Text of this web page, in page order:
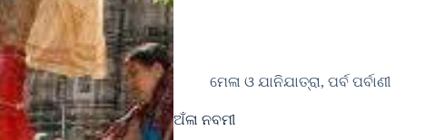
ମେଳା ଓ ଯାନିଯାତ୍ରା, ପର୍ବ ପର୍ବାଣୀ
ଅଁଳା ନବମୀ